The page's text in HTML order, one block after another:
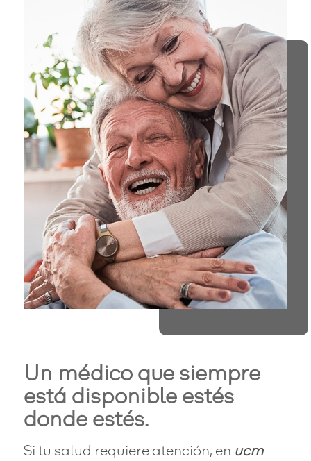
Un médico que siempre
está disponible estés
donde estés.
Si tu salud requiere atención, en ucm